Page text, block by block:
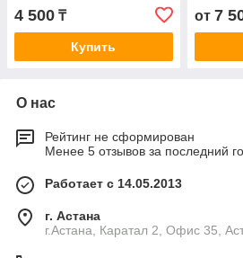
4 500 ₸
Купить
от 7
О нас
Рейтинг не сформирован
Менее 5 отзывов за последний
Работает с 14.05.2013
г. Астана
г.Астана, Каратал 2, Офис 35,